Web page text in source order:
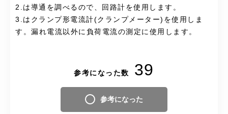
2.は導通を調べるので、回路計を使用します。
3.はクランプ形電流計(クランプメーター)を使用しま
す。漏れ電流以外に負荷電流の測定に使用します。
参考になった数 39
参考になった